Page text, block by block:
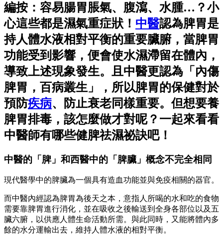
編按：容易腸胃脹氣、腹瀉、水腫…？小
心這些都是濕氣重症狀！ 中醫認為脾胃是
持人體水液相對平衡的重要臟腑，當脾胃
功能受到影響，便會使水濕滯留在體內，
導致上述現象發生。且中醫更認為「內傷
脾胃，百病叢生」，所以脾胃的保健對於
預防疾病、防止衰老同樣重要。但想要養
脾胃排毒，該怎麼做才對呢？一起來看看
中醫師有哪些健脾祛濕祕訣吧！
中醫的「脾」和西醫中的「脾臟」概念不完全相同
現代醫學中的脾臟為一個具有造血功能並與免疫相關的器官。
而中醫內經認為脾胃為後天之本，意指人所喝的水和吃的食物
需要靠脾胃進行消化，並在吸收之後輸送到全身各部位以及五
臟六腑，以供應人體生命活動所需。與此同時，又能將體內多
餘的水分運輸出去，維持人體水液的相對平衡。